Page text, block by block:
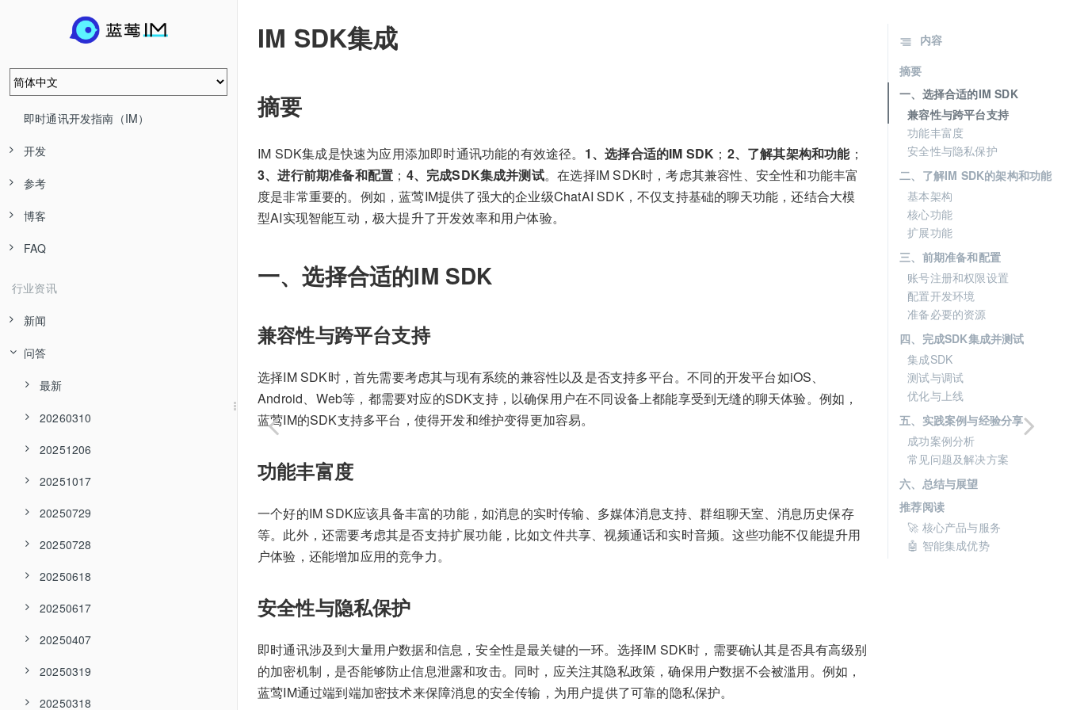
即时通讯开发指南（IM）
开发
参考
博客
FAQ
行业资讯
新闻
问答
最新
20260310
20251206
20251017
20250729
20250728
20250618
20250617
20250407
20250319
20250318
IM SDK集成
摘要
IM SDK集成是快速为应用添加即时通讯功能的有效途径。 1、选择合适的IM SDK ； 2、了解其架构和功能；
3、进行前期准备和配置 ； 4、完成SDK集成并测试。在选择IM SDK时，考虑其兼容性、安全性和功能丰富
度是非常重要的。例如，蓝莺IM提供了强大的企业级ChatAI SDK，不仅支持基础的聊天功能，还结合大模
型AI实现智能互动，极大提升了开发效率和用户体验。
一、选择合适的IM SDK
兼容性与跨平台支持
选择IM SDK时，首先需要考虑其与现有系统的兼容性以及是否支持多平台。不同的开发平台如iOS、
Android、Web等，都需要对应的SDK支持，以确保用户在不同设备上都能享受到无缝的聊天体验。例如，
蓝莺IM的SDK支持多平台，使得开发和维护变得更加容易。
功能丰富度
一个好的IM SDK应该具备丰富的功能，如消息的实时传输、多媒体消息支持、群组聊天室、消息历史保存
等。此外，还需要考虑其是否支持扩展功能，比如文件共享、视频通话和实时音频。这些功能不仅能提升用
户体验，还能增加应用的竞争力。
安全性与隐私保护
即时通讯涉及到大量用户数据和信息，安全性是最关键的一环。选择IM SDK时，需要确认其是否具有高级别
的加密机制，是否能够防止信息泄露和攻击。同时，应关注其隐私政策，确保用户数据不会被滥用。例如，
蓝莺IM通过端到端加密技术来保障消息的安全传输，为用户提供了可靠的隐私保护。
内容
摘要
一、选择合适的IM SDK
兼容性与跨平台支持
功能丰富度
安全性与隐私保护
二、了解IM SDK的架构和功能
基本架构
核心功能
扩展功能
三、前期准备和配置
账号注册和权限设置
配置开发环境
准备必要的资源
四、完成SDK集成并测试
集成SDK
测试与调试
优化与上线
五、实践案例与经验分享
成功案例分析
常见问题及解决方案
六、总结与展望
推荐阅读
🚀 核心产品与服务
🤖 智能集成优势